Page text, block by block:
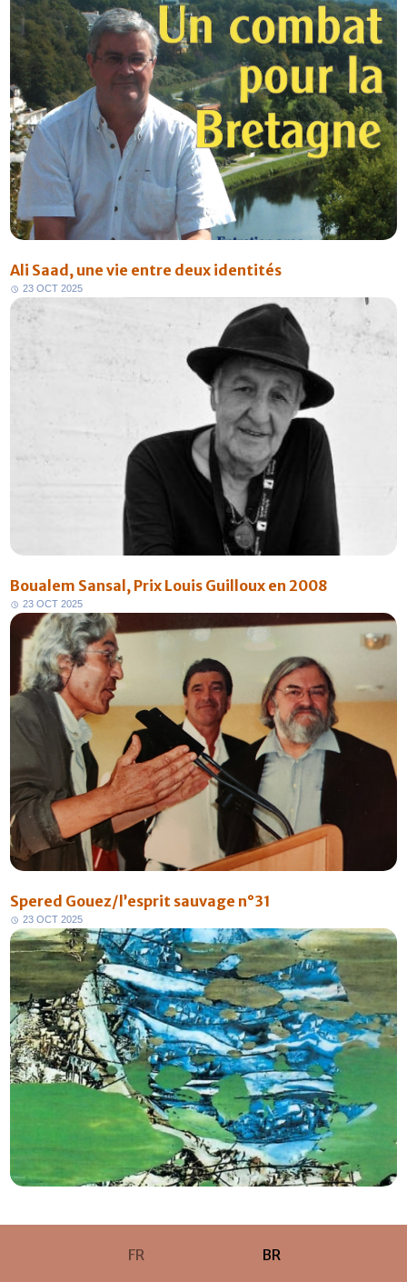
Ali Saad, une vie entre deux identités
23 OCT 2025
Boualem Sansal, Prix Louis Guilloux en 2008
23 OCT 2025
Spered Gouez/l’esprit sauvage n°31
23 OCT 2025
FR BR